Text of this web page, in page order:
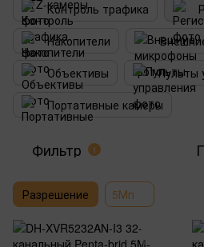
Контроль трафика
Накопители
Объективы
Пульты
Портативные камеры
Фильтр 1
Разрешение 5Мп